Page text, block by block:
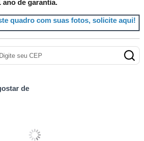
ano de garantia.
quadro com suas fotos, solicite aqui!
de